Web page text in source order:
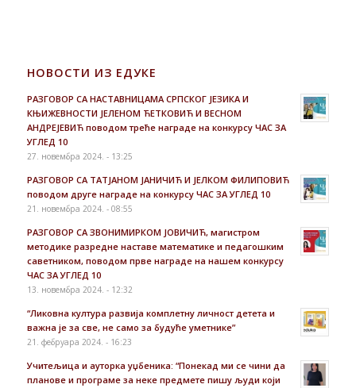
НОВОСТИ ИЗ ЕДУКЕ
РАЗГОВОР СА НАСТАВНИЦАМА СРПСКОГ ЈЕЗИКА И
КЊИЖЕВНОСТИ ЈЕЛЕНОМ ЋЕТКОВИЋ И ВЕСНОМ
АНДРЕЈЕВИЋ поводом треће награде на конкурсу ЧАС ЗА
УГЛЕД 10
27. новембра 2024. - 13:25
РАЗГОВОР СА ТАТЈАНОМ ЈАНИЧИЋ И ЈЕЛКОМ ФИЛИПОВИЋ
поводом друге награде на конкурсу ЧАС ЗА УГЛЕД 10
21. новембра 2024. - 08:55
РАЗГОВОР СА ЗВОНИМИРКОМ ЈОВИЧИЋ, магистром
методике разредне наставе математике и педагошким
саветником, поводом прве награде на нашем конкурсу
ЧАС ЗА УГЛЕД 10
13. новембра 2024. - 12:32
“Ликовна култура развија комплетну личност детета и
важна је за све, не само за будуће уметнике”
21. фебруара 2024. - 16:23
Учитељица и ауторка уџбеника: “Понекад ми се чини да
планове и програме за неке предмете пишу људи који